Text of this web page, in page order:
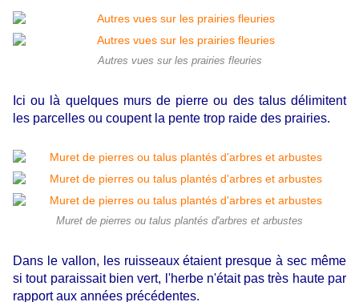
Autres vues sur les prairies fleuries
Ici ou là quelques murs de pierre ou des talus délimitent
les parcelles ou coupent la pente trop raide des prairies.
Muret de pierres ou talus plantés d'arbres et arbustes
Dans le vallon, les ruisseaux étaient presque à sec même
si tout paraissait bien vert, l'herbe n'était pas très haute par
rapport aux années précédentes.